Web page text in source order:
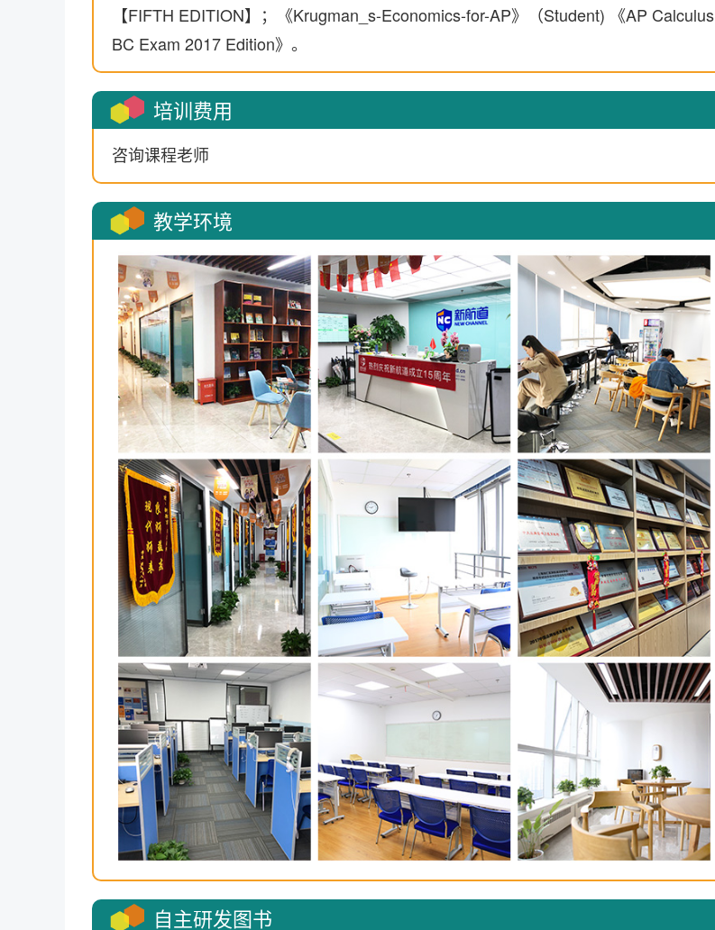
【FIFTH EDITION】；《Krugman_s-Economics-for-AP》（Student) 《AP Calculus
BC Exam 2017 Edition》。
培训费用
咨询课程老师
教学环境
自主研发图书